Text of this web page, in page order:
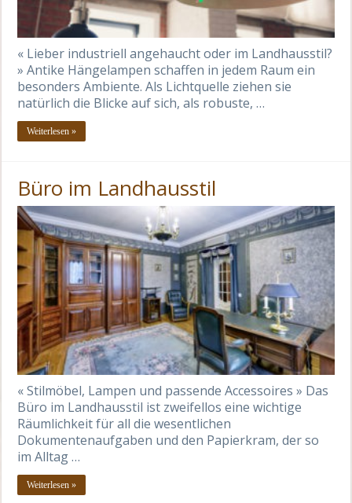
« Lieber industriell angehaucht oder im Landhausstil?
» Antike Hängelampen schaffen in jedem Raum ein
besonders Ambiente. Als Lichtquelle ziehen sie
natürlich die Blicke auf sich, als robuste, …
Weiterlesen »
Büro im Landhausstil
« Stilmöbel, Lampen und passende Accessoires » Das
Büro im Landhausstil ist zweifellos eine wichtige
Räumlichkeit für all die wesentlichen
Dokumentenaufgaben und den Papierkram, der so
im Alltag …
Weiterlesen »